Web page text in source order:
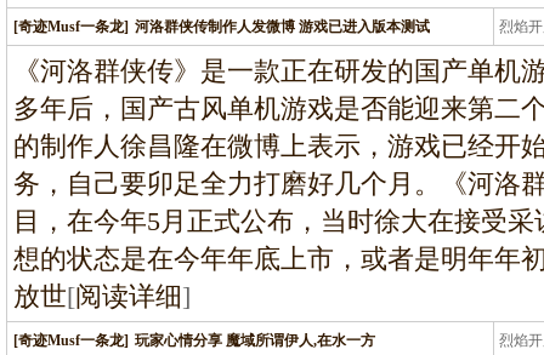
[奇迹Musf一条龙] 河洛群侠传制作人发微博 游戏已进入版本测试 烈焰
龙
《河洛群侠传》是一款正在研发的国产单机
多年后，国产古风单机游戏是否能迎来第二
的制作人徐昌隆在微博上表示，游戏已经开
务，自己要卯足全力打磨好几个月。《河洛
目，在今年5月正式公布，当时徐大在接受
想的状态是在今年年底上市，或者是明年年
放世[阅读详细]
[奇迹Musf一条龙] 玩家心情分享 魔域所谓伊人,在水一方 烈焰